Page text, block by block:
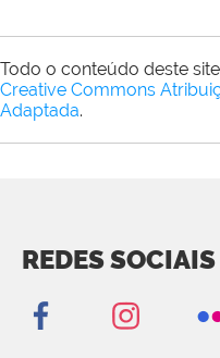
Todo o conteúdo deste
Creative Commons
Adaptada.
REDES SOCIAIS